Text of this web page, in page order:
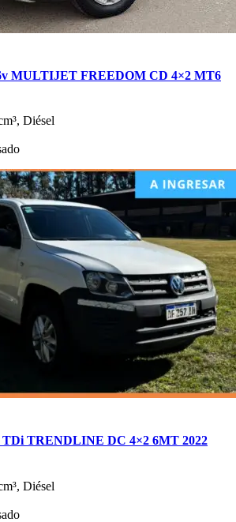
MULTIJET FREEDOM CD 4×2 MT6
Diésel
TRENDLINE DC 4×2 6MT 2022
Diésel